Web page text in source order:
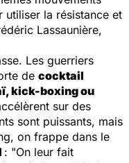
utiliser la résistance et
Lassaunière,
Les guerriers
de cocktail
kick-boxing ou
sur des
sont puissants, mais
on frappe dans le
: "On leur fait